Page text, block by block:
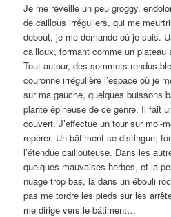
Je me réveille un peu groggy,
de caillous irréguliers, qui me
debout, je me demande où je suis.
cailloux, formant comme un plateau
Tout autour, des sommets rendus
couronne irrégulière l’espace où je
sur ma gauche, quelques buissons
plante épineuse de ce genre. Il fait
couvert. J’effectue un tour sur moi-
repérer. Un bâtiment se distingue,
l’étendue caillouteuse. Dans les
quelques mauvaises herbes, et la
nuage trop bas, là dans un ébouli
pas me tordre les pieds sur les
me dirige vers le bâtiment…